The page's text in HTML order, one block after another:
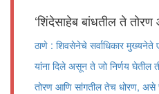
‘शिंदेसाहेब बांधतील ते
ठाणे : शिवसेनेचे सर्वाधिकार
यांना दिले असून ते जो निर्णय घेतील
तोरण आणि सांगतील तेच धोरण, असे